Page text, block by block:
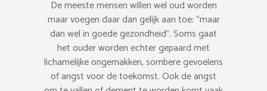
De meeste mensen willen wel oud worden
maar voegen daar dan gelijk aan toe: “maar
dan wel in goede gezondheid”. Soms gaat
het ouder worden echter gepaard met
lichamelijke ongemakken, sombere gevoelens
of angst voor de toekomst. Ook de angst